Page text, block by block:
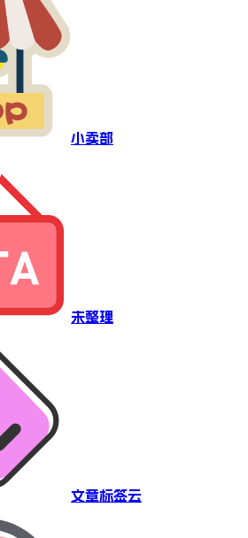
小卖部
未整理
文章标签云